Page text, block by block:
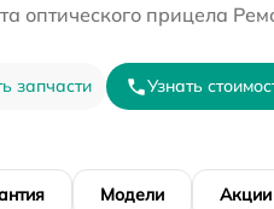
оптического прицела
запчасти Узнать
Модели Акции